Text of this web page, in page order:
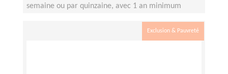
semaine ou par quinzaine, avec 1 an minimum
Exclusion & Pauvreté